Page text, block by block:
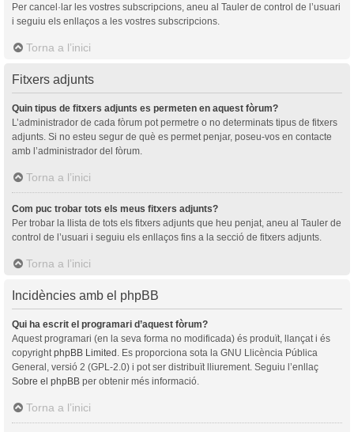
Per cancel·lar les vostres subscripcions, aneu al Tauler de control de l’usuari
i seguiu els enllaços a les vostres subscripcions.
Torna a l’inici
Fitxers adjunts
Quin tipus de fitxers adjunts es permeten en aquest fòrum?
L’administrador de cada fòrum pot permetre o no determinats tipus de fitxers
adjunts. Si no esteu segur de què es permet penjar, poseu-vos en contacte
amb l’administrador del fòrum.
Torna a l’inici
Com puc trobar tots els meus fitxers adjunts?
Per trobar la llista de tots els fitxers adjunts que heu penjat, aneu al Tauler de
control de l’usuari i seguiu els enllaços fins a la secció de fitxers adjunts.
Torna a l’inici
Incidències amb el phpBB
Qui ha escrit el programari d’aquest fòrum?
Aquest programari (en la seva forma no modificada) és produït, llançat i és
copyright phpBB Limited . Es proporciona sota la GNU Llicència Pública
General, versió 2 (GPL-2.0) i pot ser distribuït lliurement. Seguiu l’enllaç
Sobre el phpBB per obtenir més informació.
Torna a l’inici